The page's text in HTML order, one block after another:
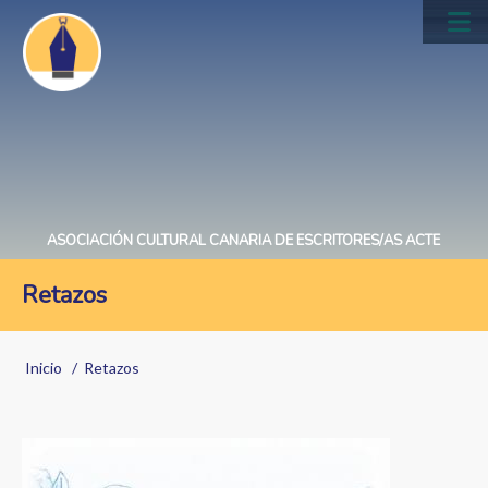
Pasar
contenido
principal
ASOCIACIÓN CULTURAL CANARIA DE ESCRITORES/AS ACTE
Retazos
Sobrescribir
ayuda
Inicio Retazos